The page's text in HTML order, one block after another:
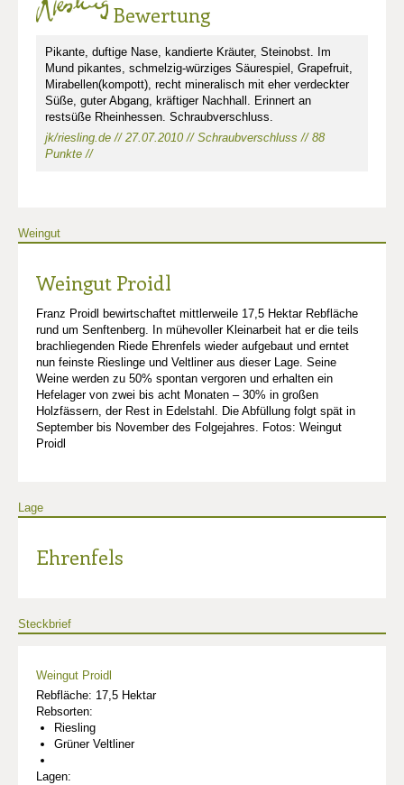
Bewertung
Pikante, duftige Nase, kandierte Kräuter, Steinobst. Im
Mund pikantes, schmelzig-würziges Säurespiel, Grapefruit,
Mirabellen(kompott), recht mineralisch mit eher verdeckter
Süße, guter Abgang, kräftiger Nachhall. Erinnert an
restsüße Rheinhessen. Schraubverschluss.
jk/riesling.de // 27.07.2010 // Schraubverschluss // 88
Punkte //
Weingut
Weingut Proidl
Franz Proidl bewirtschaftet mittlerweile 17,5 Hektar Rebfläche
rund um Senftenberg. In mühevoller Kleinarbeit hat er die teils
brachliegenden Riede Ehrenfels wieder aufgebaut und erntet
nun feinste Rieslinge und Veltliner aus dieser Lage. Seine
Weine werden zu 50% spontan vergoren und erhalten ein
Hefelager von zwei bis acht Monaten – 30% in großen
Holzfässern, der Rest in Edelstahl. Die Abfüllung folgt spät in
September bis November des Folgejahres. Fotos: Weingut
Proidl
Lage
Ehrenfels
Steckbrief
Weingut Proidl
Rebfläche: 17,5 Hektar
Rebsorten:
Riesling
Grüner Veltliner
Lagen: